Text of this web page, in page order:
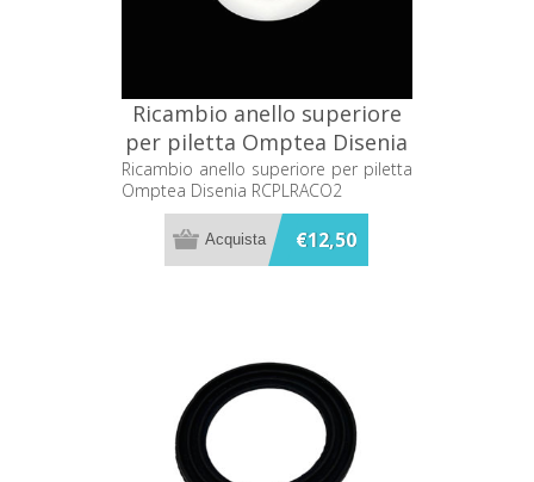
Ricambio anello superiore
per piletta Omptea Disenia
RCPLRACO2
Ricambio anello superiore per piletta
Omptea Disenia RCPLRACO2
€12,50